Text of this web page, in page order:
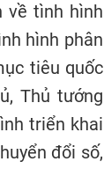
về tình hình
hình phân
tiêu quốc
Thủ tướng
triển khai
đổi số,